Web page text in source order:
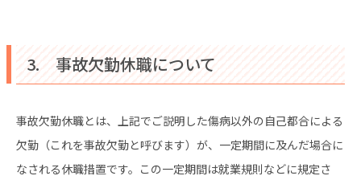
3. 事故欠勤休職について
事故欠勤休職とは、上記でご説明した傷病以外の自己都合による
欠勤（これを事故欠勤と呼びます）が、一定期間に及んだ場合に
なされる休職措置です。この一定期間は就業規則などに規定さ